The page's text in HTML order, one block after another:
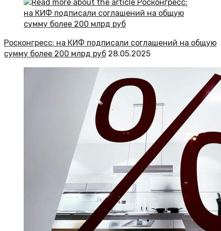
Росконгресс: на КИФ подписали соглашений на общую
сумму более 200 млрд руб 28.05.2025